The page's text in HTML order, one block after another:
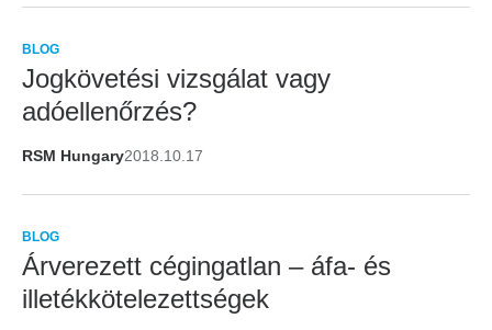
BLOG
Jogkövetési vizsgálat vagy
adóellenőrzés?
RSM Hungary2018.10.17
BLOG
Árverezett cégingatlan – áfa- és
illetékkötelezettségek